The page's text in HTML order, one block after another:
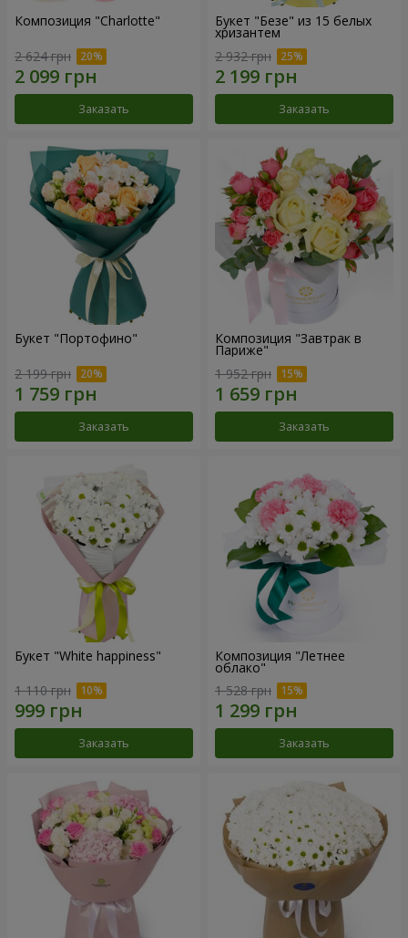
Композиция "Charlotte"
2 624 грн
Заказать
Букет "Безе" из 15 белых
хризантем
2 932 грн
Заказать
Букет "Портофино"
2 199 грн
Заказать
Композиция "Завтрак в
Париже"
1 952 грн
Заказать
Букет "White happiness"
1 110 грн
Заказать
Композиция "Летнее
облако"
1 528 грн
Заказать